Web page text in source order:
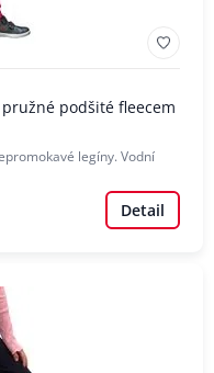
podšité fleecem
legíny. Vodní
Detail